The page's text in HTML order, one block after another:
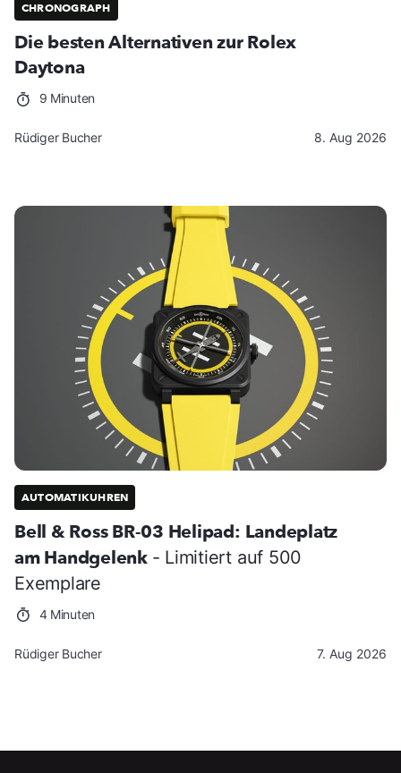
CHRONOGRAPH
Die besten Alternativen zur Rolex
Daytona
9 Minuten
Rüdiger Bucher 8. Aug 2026
AUTOMATIKUHREN
Bell & Ross BR-03 Helipad: Landeplatz
am Handgelenk - Limitiert auf 500
Exemplare
4 Minuten
Rüdiger Bucher 7. Aug 2026